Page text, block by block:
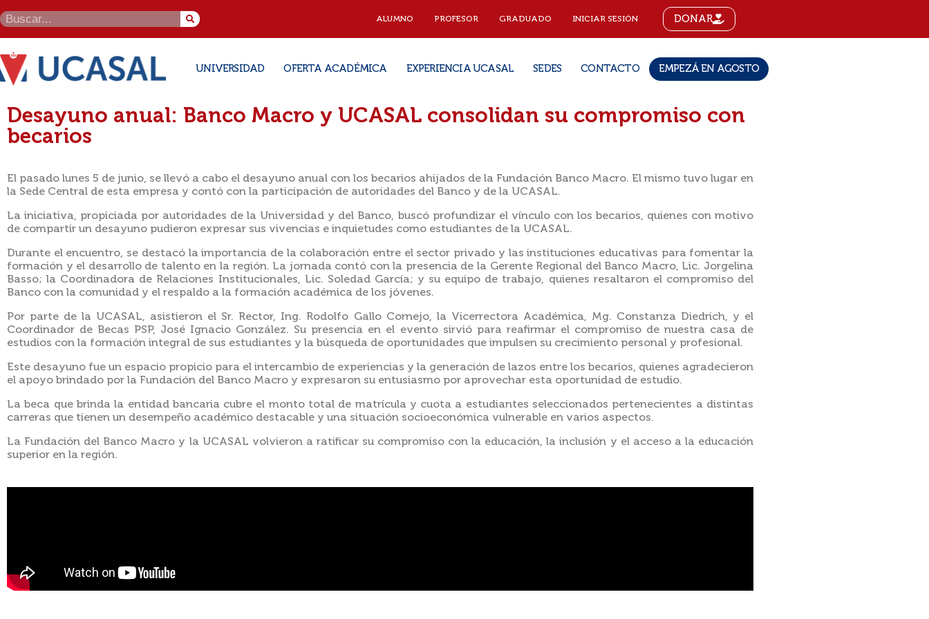
ALUMNO PROFESOR GRADUADO INICIAR SESIÓN DONAR
UNIVERSIDAD OFERTA ACADÉMICA EXPERIENCIA UCASAL SEDES CONTACTO EMPEZÁ EN AGOSTO
Desayuno anual: Banco Macro y UCASAL consolidan su compromiso con
becarios
El pasado lunes 5 de junio, se llevó a cabo el desayuno anual con los becarios ahijados de la Fundación Banco Macro. El mismo tuvo lugar en
la Sede Central de esta empresa y contó con la participación de autoridades del Banco y de la UCASAL.
La iniciativa, propiciada por autoridades de la Universidad y del Banco, buscó profundizar el vínculo con los becarios, quienes con motivo
de compartir un desayuno pudieron expresar sus vivencias e inquietudes como estudiantes de la UCASAL.
Durante el encuentro, se destacó la importancia de la colaboración entre el sector privado y las instituciones educativas para fomentar la
formación y el desarrollo de talento en la región. La jornada contó con la presencia de la Gerente Regional del Banco Macro, Lic. Jorgelina
Basso; la Coordinadora de Relaciones Institucionales, Lic. Soledad García; y su equipo de trabajo, quienes resaltaron el compromiso del
Banco con la comunidad y el respaldo a la formación académica de los jóvenes.
Por parte de la UCASAL, asistieron el Sr. Rector, Ing. Rodolfo Gallo Cornejo, la Vicerrectora Académica, Mg. Constanza Diedrich, y el
Coordinador de Becas PSP, José Ignacio González. Su presencia en el evento sirvió para reafirmar el compromiso de nuestra casa de
estudios con la formación integral de sus estudiantes y la búsqueda de oportunidades que impulsen su crecimiento personal y profesional.
Este desayuno fue un espacio propicio para el intercambio de experiencias y la generación de lazos entre los becarios, quienes agradecieron
el apoyo brindado por la Fundación del Banco Macro y expresaron su entusiasmo por aprovechar esta oportunidad de estudio.
La beca que brinda la entidad bancaria cubre el monto total de matrícula y cuota a estudiantes seleccionados pertenecientes a distintas
carreras que tienen un desempeño académico destacable y una situación socioeconómica vulnerable en varios aspectos.
La Fundación del Banco Macro y la UCASAL volvieron a ratificar su compromiso con la educación, la inclusión y el acceso a la educación
superior en la región.